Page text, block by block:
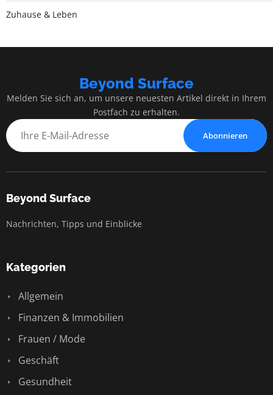
Zuhause & Leben
Beyond Surface
Melden Sie sich an, um unsere neuesten Artikel direkt in Ihrem
Postfach zu erhalten.
Abonnieren
Beyond Surface
Nachrichten, Tipps und Einblicke
Kategorien
Allgemein
Finanzen & Immobilien
Frauen / Mode
Geschäft
Gesundheit